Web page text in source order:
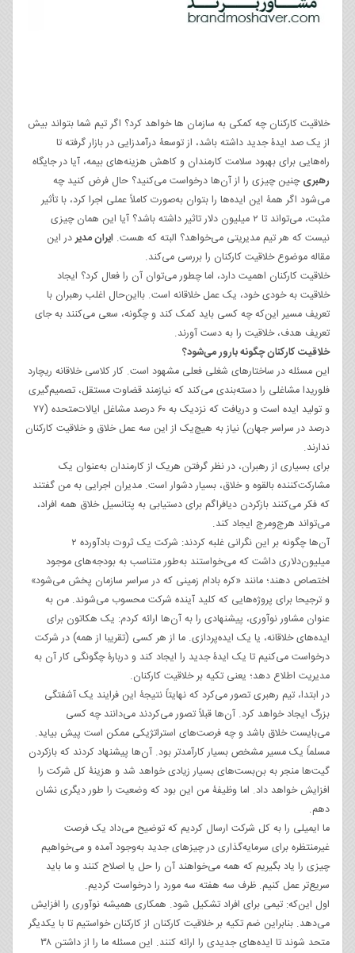
خلاقیت کارکنان چه کمکی به سازمان ها خواهد کرد؟ اگر تیم شما بتواند بیش
از یک صد ایدۀ جدید داشته باشد، از توسعۀ درآمدزایی در بازار گرفته تا
راه‌هایی برای بهبود سلامت کارمندان و کاهش هزینه‌های بیمه، آیا در جایگاه
رهبریچنین چیزی را از آن‌ها درخواست می‌‌‌کنید؟ حال فرض کنید چه
می‌شود اگر همۀ این ایده‌ها را بتوان به‌صورت کاملاً عملی اجرا کرد، با تأثیر
مثبت، می‌‌‌تواند تا ۲ میلیون دلار تاثیر داشته باشد؟ آیا این همان چیزی
نیست که هر تیم مدیریتی می‌خواهد؟ البته که هست. ایران مدیردر این
مقاله موضوع خلاقیت کارکنان را بررسی می‌کند.
خلاقیت کارکنان اهمیت دارد، اما چطور می‌توان آن را فعال کرد؟ ایجاد
خلاقیت به خودی خود، یک عمل خلاقانه است. بااین‌حال اغلب رهبران با
تعریف مسیر این‌که چه کسی باید کمک کند و چگونه، سعی می‌کنند به جای
تعریف هدف، خلاقیت را به دست آورند.
خلاقیت کارکنان چگونه بارور می‌شود؟
این مسئله در ساختارهای شغلی فعلی مشهود است. کار کلاسی خلاقانه ریچارد
فلوریدا مشاغلی را دسته‌بندی می‌کند که نیازمند قضاوت مستقل، تصمیم‌گیری
و تولید ایده است و دریافت که نزدیک به ۶۰ درصد مشاغل ایالات‌متحده (۷۷
درصد در سراسر جهان) نیاز به هیچ‌یک از این سه عمل خلاق و خلاقیت کارکنان
ندارند.
برای بسیاری از رهبران، در نظر گرفتن هریک از کارمندان به‌عنوان یک
مشارکت‌کننده بالقوه و خلاق، بسیار دشوار است. مدیران اجرایی به من گفتند
که فکر می‌کنند بازکردن دیافراگم برای دستیابی به پتانسیل خلاق همه افراد،
می‌تواند هرج‌ومرج ایجاد کند.
آن‌ها چگونه بر این نگرانی غلبه کردند: شرکت یک ثروت بادآورده ۲
میلیون‌دلاری داشت که می‌خواستند به‌طور متناسب به بودجه‌های موجود
اختصاص دهند؛ مانند «کره بادام زمینی که در سراسر سازمان پخش می‌شود»
و ترجیحا برای پروژه‌هایی که کلید آینده شرکت محسوب می‌شوند. من به
عنوان مشاور نوآوری، پیشنهادی را به آن‌ها ارائه کردم: یک هکاتون برای
ایده‌های خلاقانه، یا یک ایده‌پردازی. ما از هر کسی (تقریبا از همه) در شرکت
درخواست می‌کنیم تا یک ایدۀ جدید را ایجاد کند و دربارۀ چگونگی کار آن به
مدیریت اطلاع دهد؛ یعنی تکیه بر خلاقیت کارکنان.
در ابتدا، تیم رهبری تصور می‌کرد که نهایتاً نتیجۀ این فرایند یک آشفتگی
بزرگ ایجاد خواهد کرد. آن‌ها قبلاً تصور می‌کردند می‌دانند چه کسی
می‌بایست خلاق باشد و چه فرصت‌های استراتژیکی ممکن است پیش بیاید.
مسلماً یک مسیر مشخص بسیار کارآمدتر بود. آن‌ها پیشنهاد ‌کردند که بازکردن
گیت‌ها منجر به بن‌بست‌های بسیار زیادی خواهد شد و هزینۀ کل شرکت را
افزایش خواهد داد. اما وظیفۀ من این بود که وضعیت را طور دیگری نشان
دهم.
ما ایمیلی را به کل شرکت ارسال کردیم که توضیح می‌داد یک فرصت
غیرمنتظره برای سرمایه‌گذاری در چیزهای جدید به‌وجود آمده و می‌خواهیم
چیزی را یاد بگیریم که همه می‌خواهند آن را حل یا اصلاح کنند و ما باید
سریع‌تر عمل کنیم. ظرف سه هفته سه مورد را درخواست کردیم.
اول این‌که: تیمی برای افراد تشکیل شود. همکاری همیشه نوآوری را افزایش
می‌دهد. بنابراین ضم تکیه بر خلاقیت کارکنان از کارکنان خواستیم تا با یکدیگر
متحد شوند تا ایده‌های جدیدی را ارائه کنند. این مسئله ما را از داشتن ۳۸